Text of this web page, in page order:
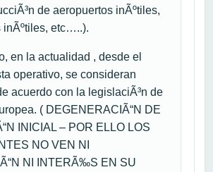
de aeropuertos inÃºtiles,
inÃºtiles, etc…..).
en la actualidad , desde el
operativo, se consideran
acuerdo con la legislaciÃ³n de
( DEGENERACIÃ“N DE
INICIAL – POR ELLO LOS
NO VEN NI
NI INTERÃ‰S EN SU